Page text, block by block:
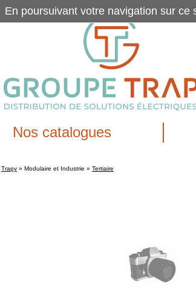
Nos catalogues
Trapy » Modulaire et Industrie » Tertiaire
En poursuivant votre navigation sur